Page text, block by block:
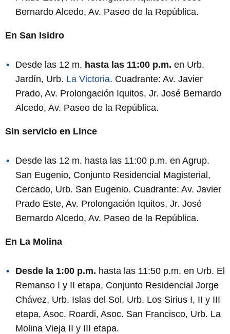
Bernardo Alcedo, Av. Paseo de la República.
En San Isidro
Desde las 12 m. hasta las 11:00 p.m. en Urb.
Jardín, Urb. La Victoria. Cuadrante: Av. Javier
Prado, Av. Prolongación Iquitos, Jr. José Bernardo
Alcedo, Av. Paseo de la República.
Sin servicio en Lince
Desde las 12 m. hasta las 11:00 p.m. en Agrup.
San Eugenio, Conjunto Residencial Magisterial,
Cercado, Urb. San Eugenio. Cuadrante: Av. Javier
Prado Este, Av. Prolongación Iquitos, Jr. José
Bernardo Alcedo, Av. Paseo de la República.
En La Molina
Desde la 1:00 p.m. hasta las 11:50 p.m. en Urb. El
Remanso I y II etapa, Conjunto Residencial Jorge
Chávez, Urb. Islas del Sol, Urb. Los Sirius I, II y III
etapa, Asoc. Roardi, Asoc. San Francisco, Urb. La
Molina Vieja II y III etapa.